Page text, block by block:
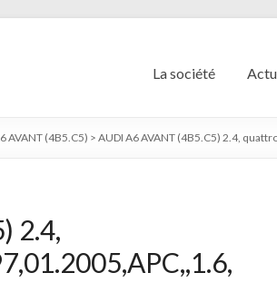
La société
AVANT (4B5.C5) > AUDI A6 AVANT (4B5.C5) 2.4,
2.4,